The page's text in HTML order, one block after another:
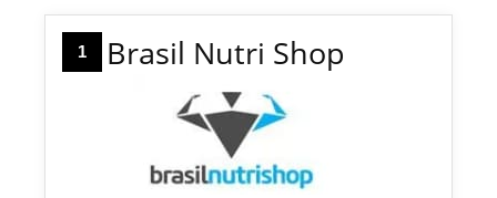
1 Brasil Nutri Shop